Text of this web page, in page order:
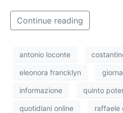
Continue reading
antonio loconte
eleonora francklyn
informazione quinto
quotidiani online raffaele